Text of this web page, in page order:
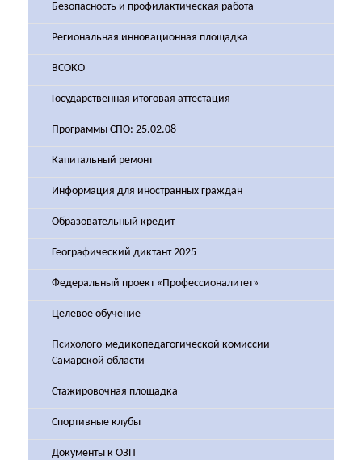
Безопасность и профилактическая работа
Региональная инновационная площадка
ВСОКО
Государственная итоговая аттестация
Программы СПО: 25.02.08
Капитальный ремонт
Информация для иностранных граждан
Образовательный кредит
Географический диктант 2025
Федеральный проект «Профессионалитет»
Целевое обучение
Психолого-медикопедагогической комиссии
Самарской области
Стажировочная площадка
Спортивные клубы
Документы к ОЗП